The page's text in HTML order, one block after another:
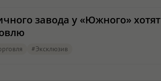
завода у «Южного» хотят
#эксклюзив